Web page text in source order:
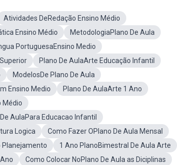
Atividades DeRedação Ensino Médio
Ensino Médio
MetodologiaPlano De Aula
PortuguesaEnsino Medio
Plano De AulaArte Educação Infantil
ModelosDe Plano De Aula
Ensino Medio
Plano De AulaArte 1 Ano
Médio
AulaPara Educacao Infantil
Logica
Como Fazer OPlano De Aula Mensal
Planejamento
1 Ano PlanoBimestral De Aula Arte
Como Colocar NoPlano De Aula as Diciplinas